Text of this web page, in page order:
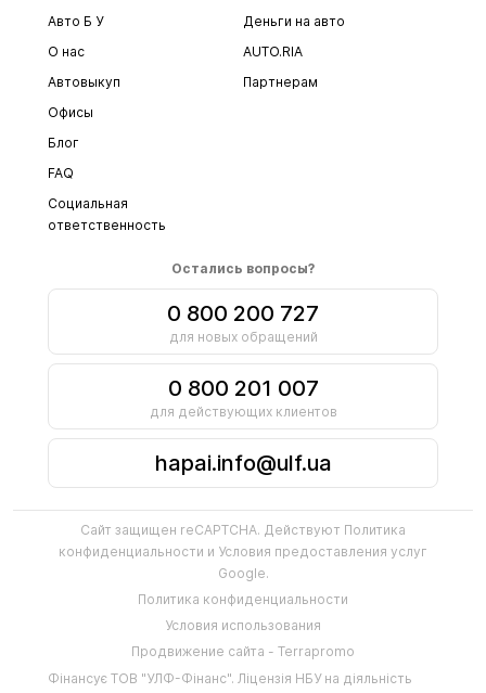
Авто Б У
О нас
Автовыкуп
Деньги на авто
AUTO.RIA
Партнерам
Офисы
Блог
FAQ
Социальная
ответственность
Остались вопросы?
0 800 200 727
для новых обращений
0 800 201 007
для действующих клиентов
hapai.info@ulf.ua
Фінансує ТОВ "УЛФ-Фінанс". Ліцензія НБУ на діяльність
Политика конфиденциальности
Условия использования
Продвижение сайта - Terrapromo
Сайт защищен reCAPTCHA. Действуют Политика
конфиденциальности и Условия предоставления услуг
Google.